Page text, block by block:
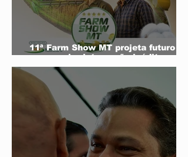
11ª Farm Show MT projeta futuro do
agro e mira integração inédita com a
sociedade